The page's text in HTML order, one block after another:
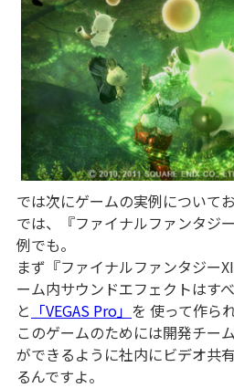
では次にゲームの実例について
では、『ファイナルファンタジ
例でも。
まず『ファイナルファンタジー
ーム内サウンドエフェクトはす
と 「VEGAS Pro」 を 使って作ら
このゲームのためには開発チー
ができるように社内にビデオ共
るんですよ。